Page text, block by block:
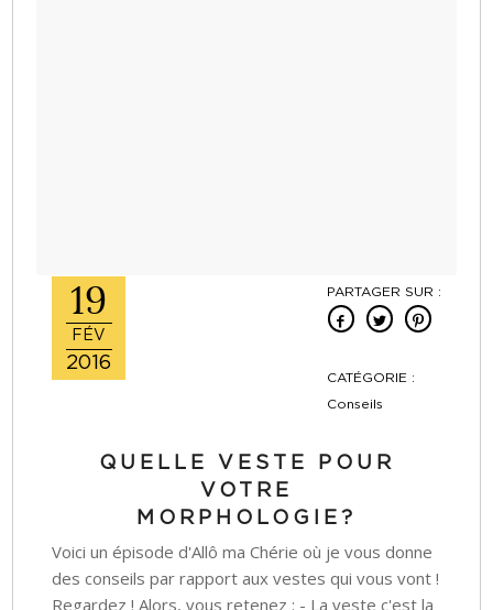
19
FÉV
2016
PARTAGER SUR :
CATÉGORIE :
Conseils
QUELLE VESTE POUR
VOTRE
MORPHOLOGIE?
Voici un épisode d'Allô ma Chérie où je vous donne
des conseils par rapport aux vestes qui vous vont !
Regardez ! Alors, vous retenez : - La veste c'est la